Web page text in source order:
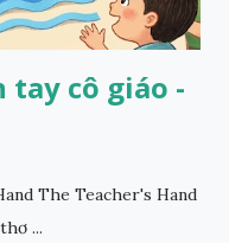
tay cô giáo -
The Teacher's Hand
...